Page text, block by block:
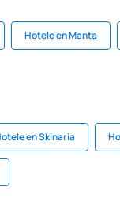
Hotele en Manta
en Skinaria